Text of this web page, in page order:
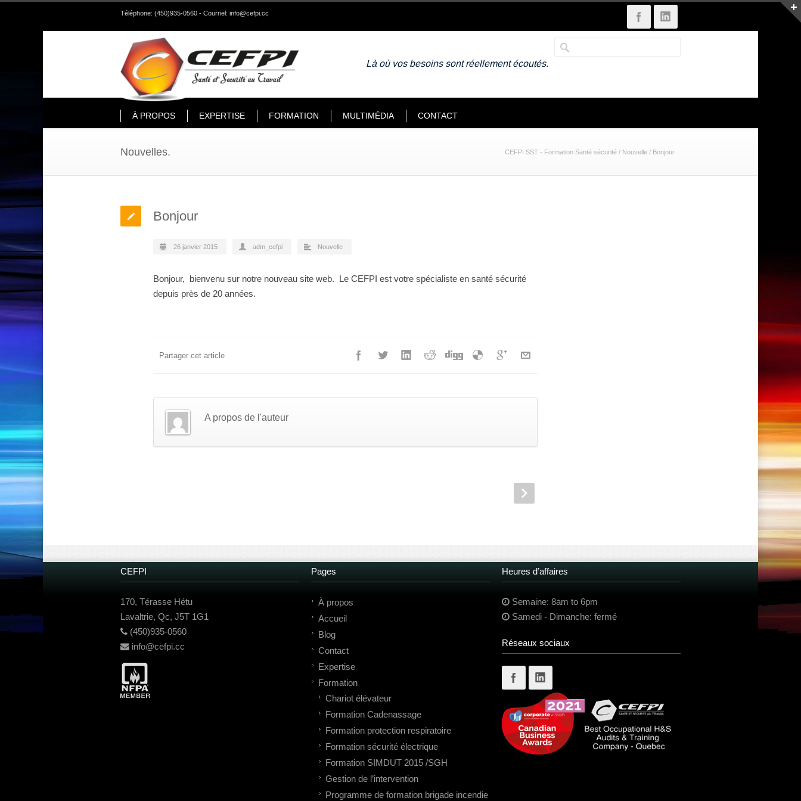
Téléphone: (450)935-0560 - Courriel: info@cefpi.cc
Là où vos besoins sont réellement écoutés.
À PROPOS EXPERTISE FORMATION MULTIMÉDIA CONTACT
Nouvelles. CEFPI SST - Formation Santé sécurité / Nouvelle / Bonjour
Bonjour
26 janvier 2015 adm_cefpi Nouvelle
Bonjour, bienvenu sur notre nouveau site web. Le CEFPI est votre spécialiste en santé sécurité
depuis près de 20 années.
Partager cet article
A propos de l'auteur
CEFPI
170, Térasse Hétu
Lavaltrie, Qc, J5T 1G1
(450)935-0560
info@cefpi.cc
Pages
À propos
Accueil
Blog
Contact
Expertise
Formation
Chariot élévateur
Formation Cadenassage
Formation protection respiratoire
Formation sécurité électrique
Formation SIMDUT 2015 /SGH
Gestion de l’intervention
Programme de formation brigade incendie
Heures d’affaires
Semaine: 8am to 6pm
Samedi - Dimanche: fermé
Réseaux sociaux